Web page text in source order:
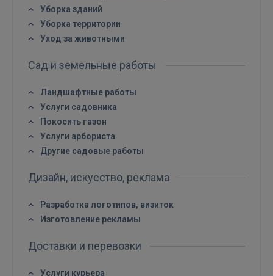
Уборка зданий
Уборка территории
Уход за животными
Сад и земельные работы
Ландшафтные работы
Услуги садовника
Покосить газон
Услуги арбориста
Другие садовые работы
Дизайн, искусство, реклама
Разработка логотипов, визиток
Изготовление рекламы
Доставки и перевозки
Услуги курьера